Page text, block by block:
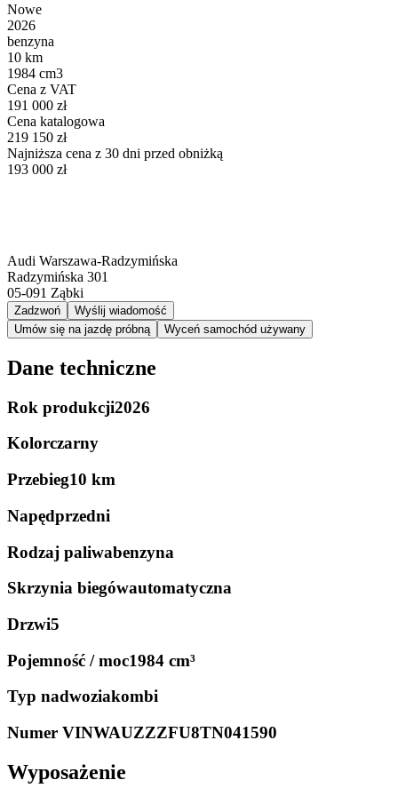
Nowe
2026
benzyna
10 km
1984 cm3
Cena z VAT
191 000 zł
Cena katalogowa
219 150 zł
Najniższa cena z 30 dni przed obniżką
193 000 zł
Audi Warszawa-Radzymińska
Radzymińska 301
05-091 Ząbki
Zadzwoń
Wyślij wiadomość
Umów się na jazdę próbną
Wyceń samochód używany
Dane techniczne
Rok produkcji2026
Kolorczarny
Przebieg10 km
Napędprzedni
Rodzaj paliwabenzyna
Skrzynia biegówautomatyczna
Drzwi5
Pojemność / moc1984 cm³
Typ nadwoziakombi
Numer VINWAUZZZFU8TN041590
Wyposażenie